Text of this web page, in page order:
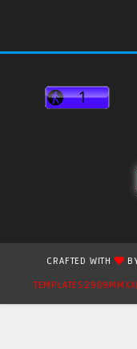
CRAFTED WITH